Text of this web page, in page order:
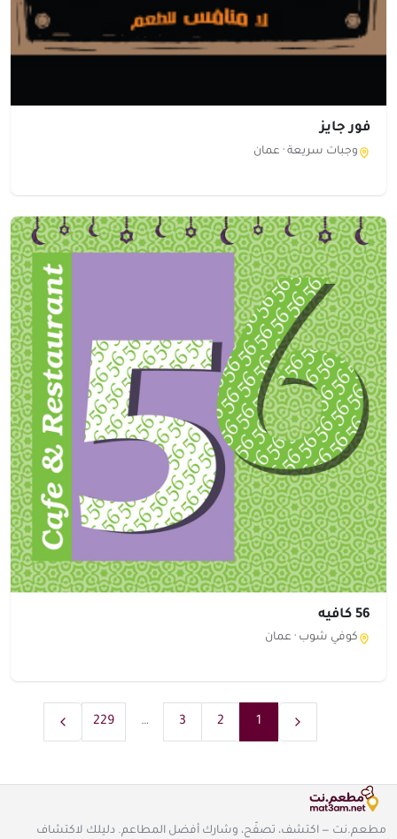
فور جايز
وجبات سريعة · عمان
56 كافيه
كوفي شوب · عمان
1
2
3
…
229
مطعم.نت — اكتشف، تصفّح، وشارك أفضل المطاعم. دليلك لاكتشاف